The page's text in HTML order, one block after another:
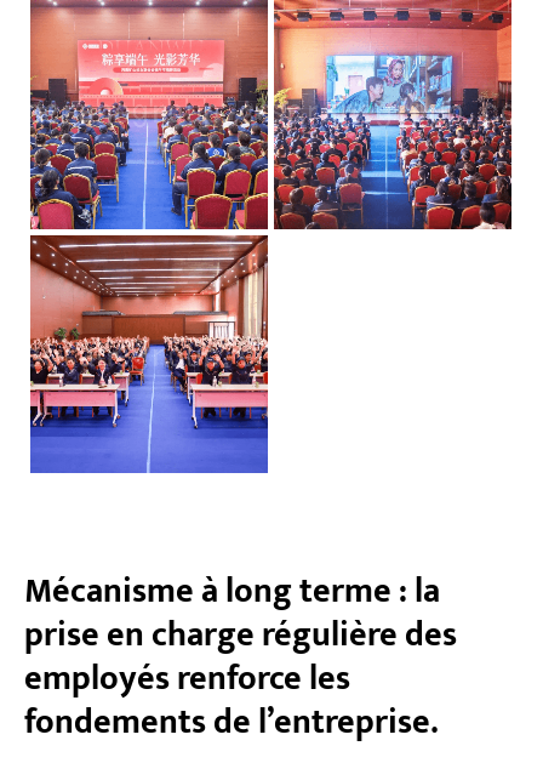
Mécanisme à long terme : la
prise en charge régulière des
employés renforce les
fondements de l’entreprise.